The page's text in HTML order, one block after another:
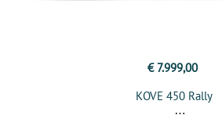
€ 7.999,00
KOVE 450 Rally